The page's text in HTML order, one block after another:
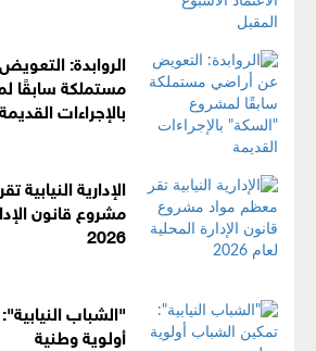
الروابدة:
مستملكة سابقًا
بالإجراءات القديمة
الإدارية
مشروع قانون
2026
"الشباب
أولوية وطنية